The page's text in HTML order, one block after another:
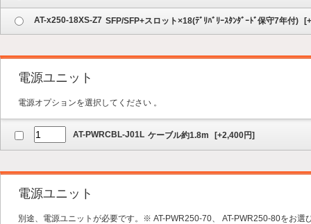
AT-x250-18XS-Z7 SFP/SFP+スロット×18(ﾃﾞﾘﾊﾞﾘｰｽﾀﾝﾀﾞｰﾄﾞ保守7年付) [
電源ユニット
電源オプションを選択してください 。
AT-PWRCBL-J01L ケーブル約1.8m [+2,400円]
電源ユニット
別途、電源ユニットが必要です。※ AT-PWR250-70、 AT-PWR250-80をお選